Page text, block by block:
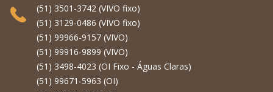
(51) 3501-3742 (VIVO fixo)
(51) 3129-0486 (VIVO fixo)
(51) 99966-9157 (VIVO)
(51) 99916-9899 (VIVO)
(51) 3498-4023 (OI Fixo - Águas Claras)
(51) 99671-5963 (OI)